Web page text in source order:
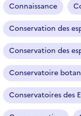
Connaissance
Conservation des
Conservation des
Conservatoire
Conservatoires des